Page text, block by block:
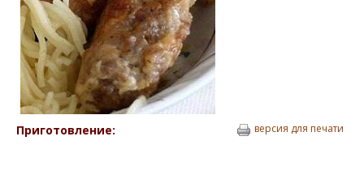
Приготовление: версия для печати